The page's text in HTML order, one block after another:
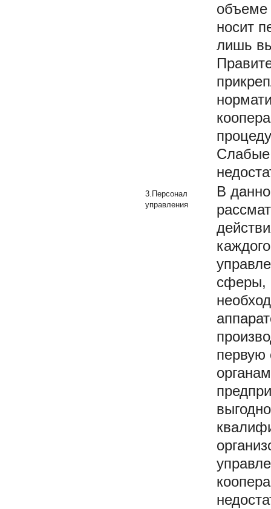
объеме
носит
лишь
Слабые
3.Персонал
управления
В
сферы,
первую